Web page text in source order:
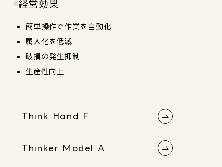
経営効果
簡単操作で作業を自動化
属人化を低減
破損の発生抑制
生産性向上
Think Hand F
Thinker Model A